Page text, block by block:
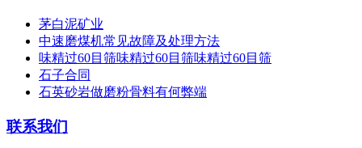
茅白泥矿业
中速磨煤机常见故障及处理方法
味精过60目筛味精过60目筛味精过60目筛
石子合同
石英砂岩做磨粉骨料有何弊端
联系我们